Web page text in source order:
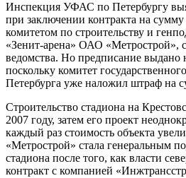
Инспекция УФАС по Петербургу
при заключении контракта на
комитетом по строительству и
«Зенит-арена» ОАО «Метрострой»,
ведомства. Но предписание выдано
поскольку комитет
Петербурга уже наложил штраф на
Строительство стадиона на
2007 году, затем его проект
каждый раз стоимость объекта
«Метрострой» стала генеральным
стадиона после того, как власти
контракт с компанией